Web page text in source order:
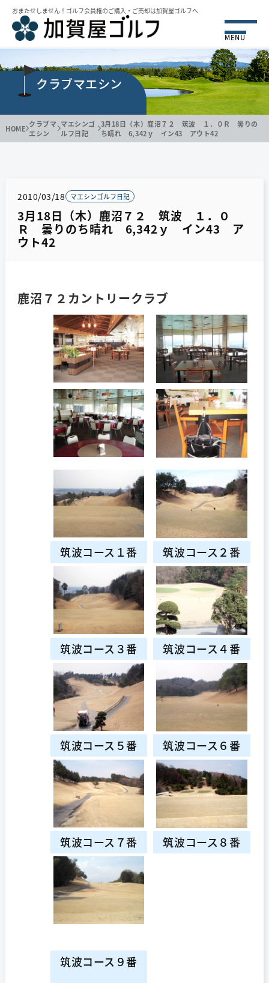
おまたせしません！ゴルフ会員権のご購⼊・ご売却は加賀屋ゴルフへ
MENU
クラブマエシン
HOME クラブマ
エシン
マエシンゴ
ルフ日記
3月18日（木）鹿沼７２ 筑波 １．０Ｒ 曇りの
ち晴れ 6,342ｙ イン43 アウト42
2010/03/18 マエシンゴルフ日記
3月18日（木）鹿沼７２ 筑波 １．０
Ｒ 曇りのち晴れ 6,342ｙ イン43 ア
ウト42
鹿沼７２カントリークラブ
筑波コース１番 筑波コース２番
筑波コース３番 筑波コース４番
筑波コース５番 筑波コース６番
筑波コース７番 筑波コース８番
筑波コース９番